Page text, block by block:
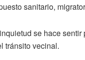
sanitario,
se hace
tránsito vecinal.